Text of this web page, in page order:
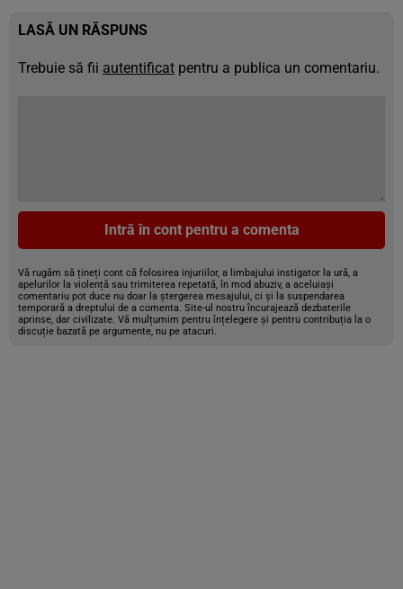
LASĂ UN RĂSPUNS
Trebuie să fii autentificat pentru a publica un comentariu.
Intră în cont pentru a comenta
Vă rugăm să țineți cont că folosirea injuriilor, a limbajului instigator la ură, a
apelurilor la violență sau trimiterea repetată, în mod abuziv, a aceluiași
comentariu pot duce nu doar la ștergerea mesajului, ci și la suspendarea
temporară a dreptului de a comenta. Site-ul nostru încurajează dezbaterile
aprinse, dar civilizate. Vă mulțumim pentru înțelegere și pentru contribuția la o
discuție bazată pe argumente, nu pe atacuri.